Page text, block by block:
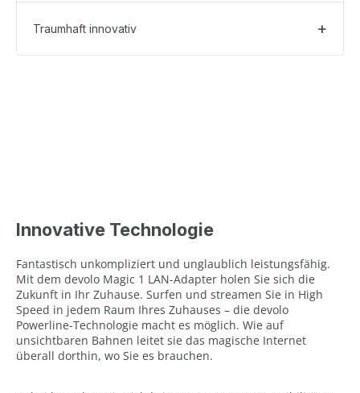
Traumhaft innovativ
Innovative Technologie
Fantastisch unkompliziert und unglaublich leistungsfähig.
Mit dem devolo Magic 1 LAN-Adapter holen Sie sich die
Zukunft in Ihr Zuhause. Surfen und streamen Sie in High
Speed in jedem Raum Ihres Zuhauses – die devolo
Powerline-Technologie macht es möglich. Wie auf
unsichtbaren Bahnen leitet sie das magische Internet
überall dorthin, wo Sie es brauchen.